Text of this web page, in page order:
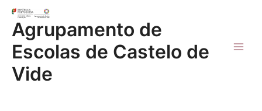
content
Agrupamento de
Escolas de Castelo de
Vide